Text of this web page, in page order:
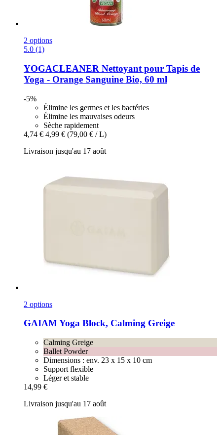
2 options
5.0 (1)
YOGACLEANER Nettoyant pour Tapis de
Yoga -​ Orange Sanguine Bio, 60 ml
-5%
Élimine les germes et les bactéries
Élimine les mauvaises odeurs
Sèche rapidement
4,74 € 4,99 € (79,00 € / L)
Livraison jusqu'au 17 août
2 options
GAIAMYoga Block, Calming Greige
Calming Greige
Ballet Powder
Dimensions : env. 23 x 15 x 10 cm
Support flexible
Léger et stable
14,99 €
Livraison jusqu'au 17 août